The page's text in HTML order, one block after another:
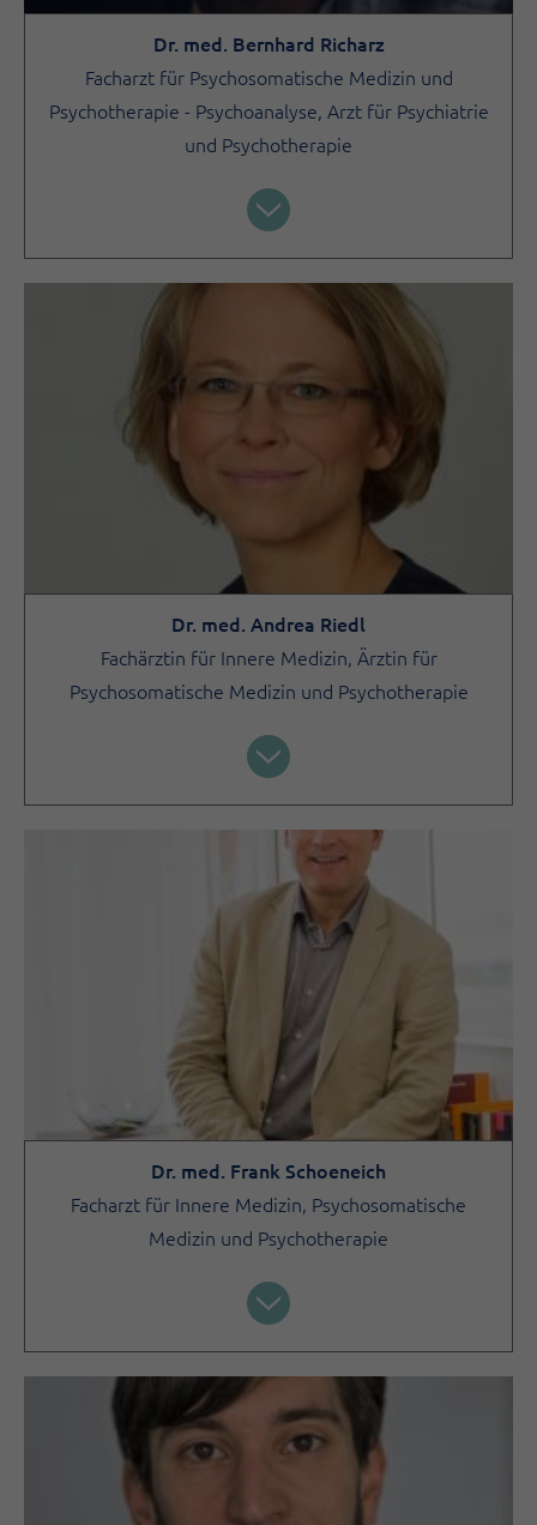
Dr. med. Bernhard Richarz
Facharzt für Psychosomatische Medizin und
Psychotherapie - Psychoanalyse, Arzt für Psychiatrie
und Psychotherapie
Dr. med. Andrea Riedl
Fachärztin für Innere Medizin, Ärztin für
Psychosomatische Medizin und Psychotherapie
Dr. med. Frank Schoeneich
Facharzt für Innere Medizin, Psychosomatische
Medizin und Psychotherapie